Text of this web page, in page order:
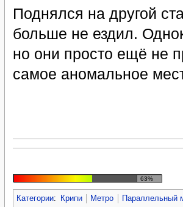
Поднялся на другой
больше не ездил.
но они просто ещё не
самое аномальное
63%
Категории: Крипи Метро Параллельный